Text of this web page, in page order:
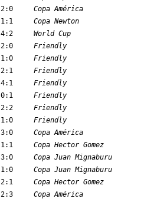
2:0
Copa América
1:1
Copa Newton
4:2
World Cup
2:0
Friendly
1:0
Friendly
2:1
Friendly
4:1
Friendly
0:1
Friendly
2:2
Friendly
1:0
Friendly
3:0
Copa América
1:1
Copa Hector Gomez
3:0
Copa Juan Mignaburu
1:0
Copa Juan Mignaburu
2:1
Copa Hector Gomez
2:3
Copa América